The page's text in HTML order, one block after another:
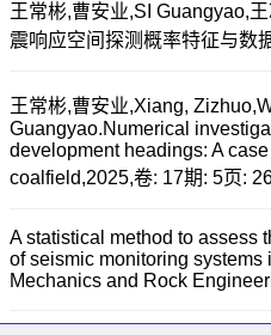
王常彬,曹安业,SI Guangyao,
震响应空间探测概率特征与数
王常彬,曹安业,Xiang,
Guangyao.Numerical
development headings: A
coalfield,2025,卷: 17期: 5页:
A statistical method to assess
of seismic monitoring
Mechanics and Rock